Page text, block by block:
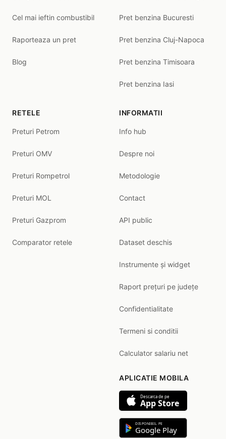
Cel mai ieftin combustibil
Raporteaza un pret
Blog
Pret benzina Bucuresti
Pret benzina Cluj-Napoca
Pret benzina Timisoara
Pret benzina Iasi
RETELE
Preturi Petrom
Preturi OMV
Preturi Rompetrol
Preturi MOL
Preturi Gazprom
Comparator retele
INFORMATII
Info hub
Despre noi
Metodologie
Contact
API public
Dataset deschis
Instrumente și widget
Raport prețuri pe județe
Confidentialitate
Termeni si conditii
Calculator salariu net
APLICATIE MOBILA
Descarca de pe
App Store
DISPONIBIL PE
Google Play